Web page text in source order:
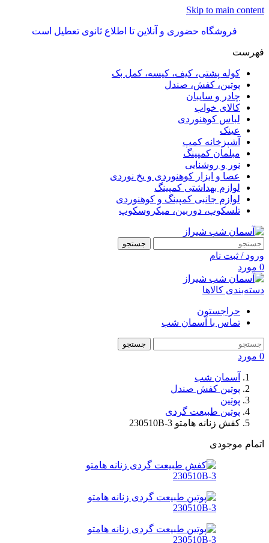
Skip to main content
فروشگاه حضوری و آنلاین تا اطلاع ثانوی تعطیل است
فهرست
کوله پشتی، کیف، کیسه، کمل بک
پوتین، کفش، صندل
چادر و سایبان
کالای خواب
لباس کوهنوردی
عینک
آشپزخانه کمپ
مبلمان کمپینگ
نور و روشنایی
عصا و ابزار کوهنوردی و یخ نوردی
لوازم بهداشتی کمپینگ
لوازم جانبی کمپینگ و کوهنوردی
تلسکوپ، دوربین، میکروسکوپ
جستجو
ورود / ثبت نام
0 مورد
دسته‌بندی کالاها
حراجستون
تماس با آسمان شب
جستجو
0 مورد
آسمان شب
پوتین کفش صندل
پوتین
پوتین طبیعت گردی
کفش زنانه هامتو 230510B-3
اتمام موجودی